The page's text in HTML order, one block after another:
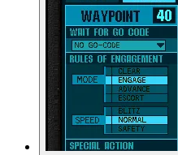
00:48:11 - Alles ist in
00:49:22 - Carl
00:50:44 -